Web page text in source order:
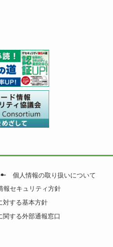
個人情報の取り扱いについて
報セキュリティ方針
対する基本方針
関する外部通報窓口